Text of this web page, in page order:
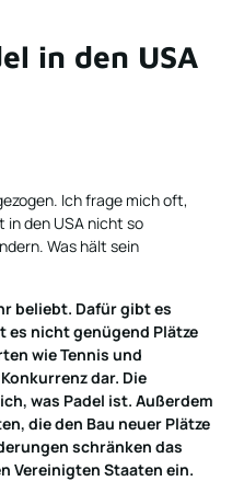
in den USA
Ich frage mich oft,
in den USA nicht so
Was hält sein
beliebt. Dafür gibt es
es nicht genügend Plätze
wie Tennis und
dar. Die
was Padel ist. Außerdem
die den Bau neuer Plätze
schränken das
Vereinigten Staaten ein.